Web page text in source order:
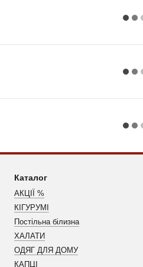
Каталог
АКЦІЇ %
КІГУРУМІ
Постільна білизна
ХАЛАТИ
ОДЯГ ДЛЯ ДОМУ
КАПЦІ